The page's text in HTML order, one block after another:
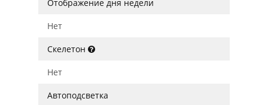
Отображение дня недели
Нет
Скелетон
Нет
Автоподсветка